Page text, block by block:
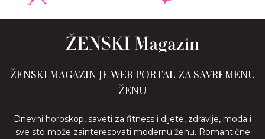
ŽENSKI MAGAZIN JE WEB PORTAL ZA SAVREMENU
ŽENU
Dnevni horoskop, saveti za fitness i dijete, zdravlje, moda i
sve sto može zainteresovati modernu ženu. Romantične